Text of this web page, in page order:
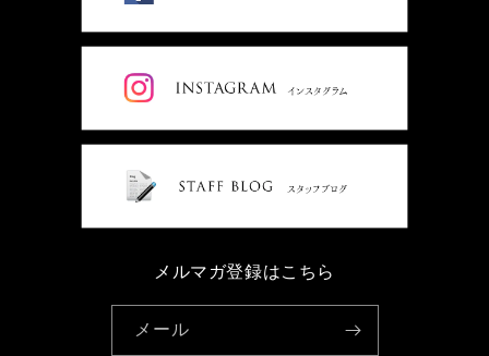
メルマガ登録はこちら
メール